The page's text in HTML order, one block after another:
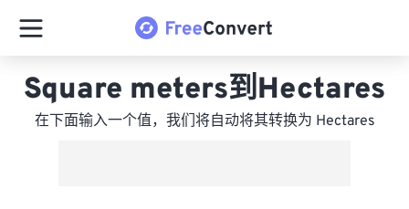
Square meters到Hectares
在下面输入一个值，我们将自动将其转换为 Hectares